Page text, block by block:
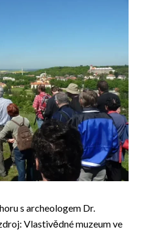
s archeologem Dr.
Vlastivědné muzeum ve